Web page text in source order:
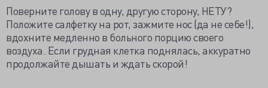
Поверните голову в одну, другую сторону, НЕТУ?
Положите салфетку на рот, зажмите нос (да не себе!),
вдохните медленно в больного порцию своего
воздуха. Если грудная клетка поднялась, аккуратно
продолжайте дышать и ждать скорой!